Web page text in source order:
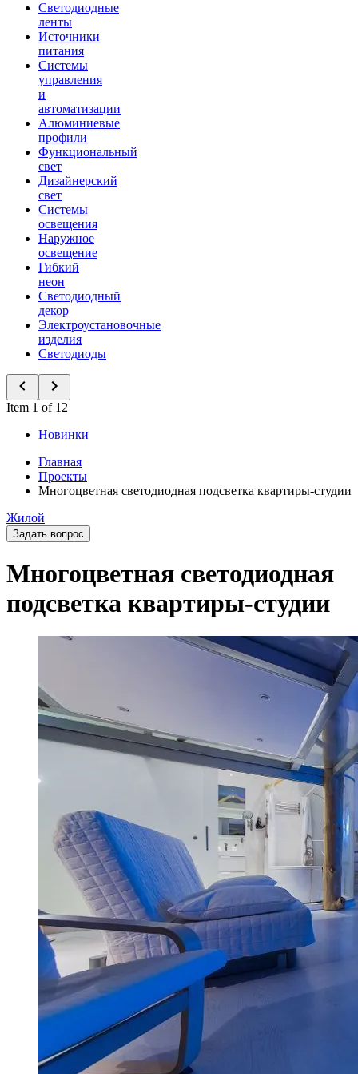
Светодиодные
ленты
Источники
питания
Системы
управления
и
автоматизации
Алюминиевые
профили
Функциональный
свет
Дизайнерский
свет
Системы
освещения
Наружное
освещение
Гибкий
неон
Светодиодный
декор
Электроустановочные
изделия
Светодиоды
Item 1 of 12
Новинки
Главная
Проекты
Многоцветная светодиодная подсветка квартиры-студии
Жилой
Задать вопрос
Многоцветная светодиодная
подсветка квартиры-студии